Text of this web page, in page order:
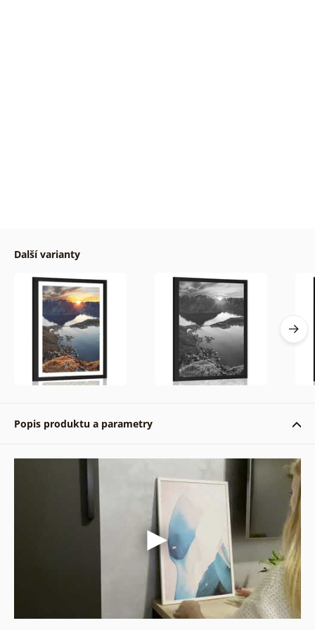
Další varianty
Popis produktu a parametry